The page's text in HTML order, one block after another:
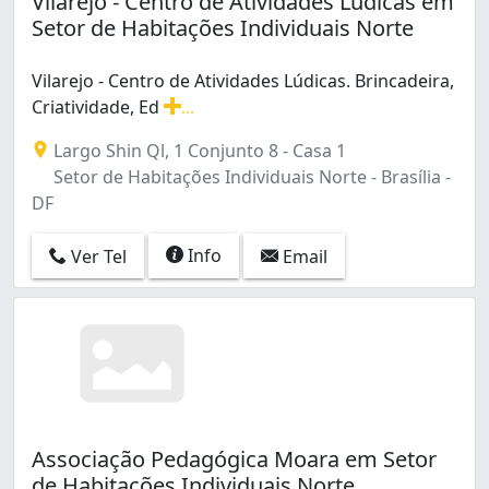
Ceilândia (27)
Ceilândia Centro (Ceilândia) (1)
Ceilândia Sul (Ceilândia) (2)
Cruzeiro (12)
Cruzeiro Velho (1)
Estância Mestre D'Armas I (Planaltina) (1)
Gama (10)
Guará I (4)
Guará II (2)
Lago Norte (1)
Recanto Das Emas (8)
Riacho Fundo (6)
Setor de Habitações Individuais Norte
Vilarejo - Centro de Atividades Lúdicas. Brincadeira,
Criatividade, Ed
Largo Shin Ql, 1 Conjunto 8 - Casa 1
Setor de Habitações Individuais Norte - Brasília -
DF
Ver Tel Info Email
Associação Pedagógica Moara em Setor